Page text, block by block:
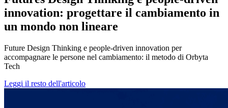
innovation: progettare il cambiamento in
un mondo non lineare
Future Design Thinking e people-driven innovation per
accompagnare le persone nel cambiamento: il metodo di Orbyta
Tech
Leggi il resto dell'articolo